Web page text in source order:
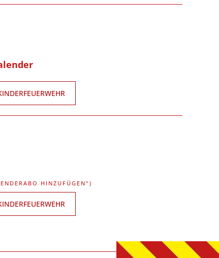
HINZUFÜGEN")